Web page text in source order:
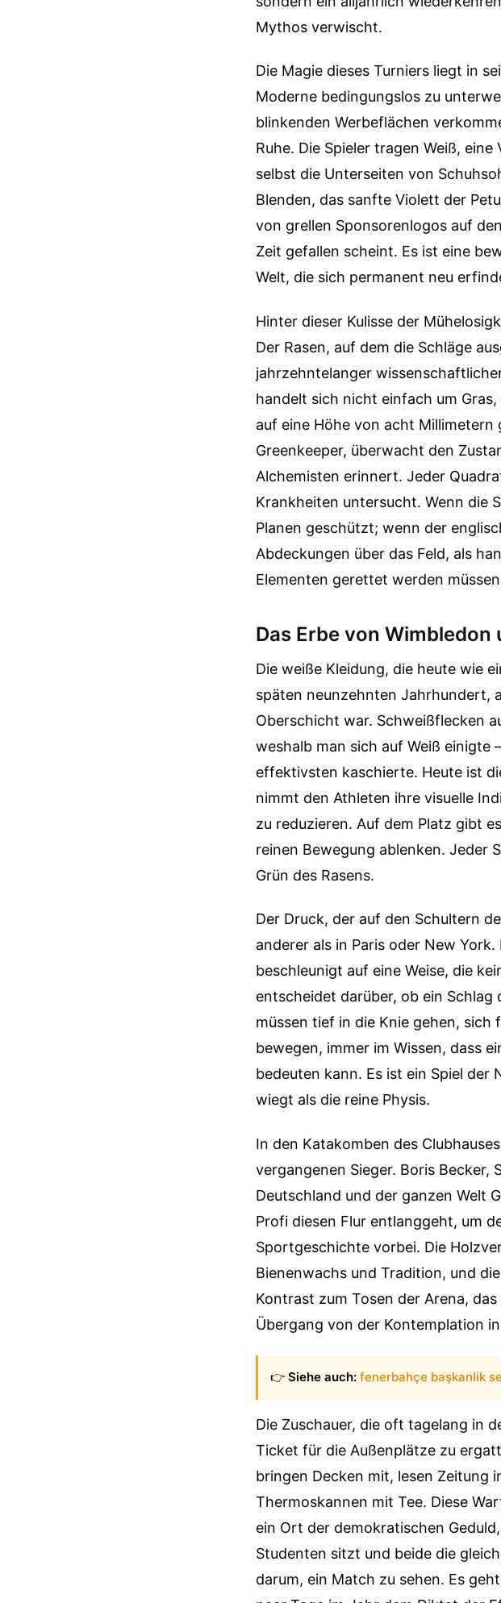
Mythos verwischt.
Die Magie dieses Turniers liegt in
Moderne bedingungslos zu
blinkenden Werbeflächen
Ruhe. Die Spieler tragen Weiß,
selbst die Unterseiten von
Blenden, das sanfte Violett der
von grellen Sponsorenlogos auf
Zeit gefallen scheint. Es ist eine
Welt, die sich permanent neu
Hinter dieser Kulisse der
Der Rasen, auf dem die Schläge
jahrzehntelanger
handelt sich nicht einfach um
auf eine Höhe von acht
Greenkeeper, überwacht den
Alchemisten erinnert. Jeder
Krankheiten untersucht. Wenn die
Planen geschützt; wenn der
Abdeckungen über das Feld, als
Elementen gerettet werden
Das Erbe von
Die weiße Kleidung, die heute wie
späten neunzehnten Jahrhundert,
Oberschicht war. Schweißflecken
weshalb man sich auf Weiß einigte
effektivsten kaschierte. Heute ist
nimmt den Athleten ihre visuelle
zu reduzieren. Auf dem Platz gibt
reinen Bewegung ablenken. Jeder
Grün des Rasens.
Der Druck, der auf den Schultern
anderer als in Paris oder New
beschleunigt auf eine Weise, die
entscheidet darüber, ob ein
müssen tief in die Knie gehen,
bewegen, immer im Wissen, dass
bedeuten kann. Es ist ein Spiel der
wiegt als die reine Physis.
In den Katakomben des
vergangenen Sieger. Boris Becker,
Deutschland und der ganzen Welt
Profi diesen Flur entlanggeht, um
Sportgeschichte vorbei. Die
Bienenwachs und Tradition, und
Kontrast zum Tosen der Arena,
Übergang von der Kontemplation
👉 Siehe auch: fenerbahçe başkanlik
Die Zuschauer, die oft tagelang in
Ticket für die Außenplätze zu
bringen Decken mit, lesen Zeitung
Thermoskannen mit Tee. Diese
ein Ort der demokratischen
Studenten sitzt und beide die
darum, ein Match zu sehen. Es